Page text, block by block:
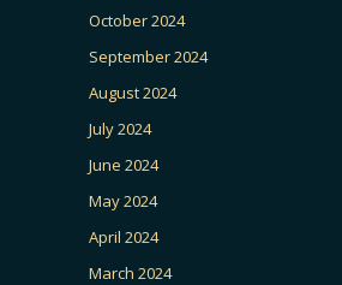
October 2024
September 2024
August 2024
July 2024
June 2024
May 2024
April 2024
March 2024